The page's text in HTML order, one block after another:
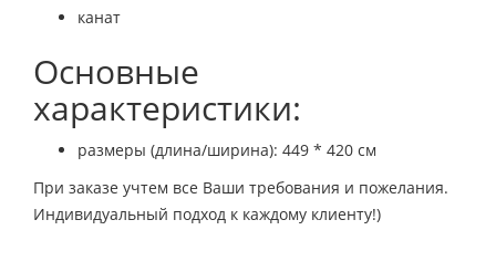
канат
Основные
характеристики:
размеры (длина/ширина): 449 * 420 см
При заказе учтем все Ваши требования и пожелания.
Индивидуальный подход к каждому клиенту!)